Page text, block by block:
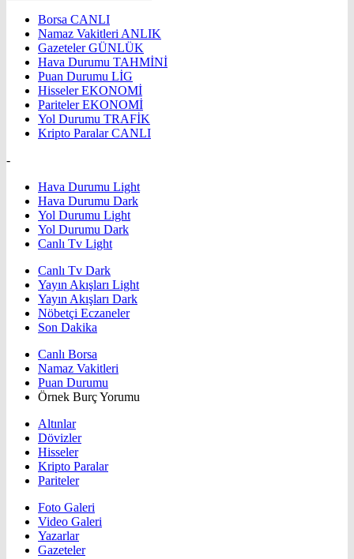
Borsa CANLI
Namaz Vakitleri ANLIK
GazetelerGÜNLÜK
Hava Durumu TAHMİNİ
Puan Durumu LİG
HisselerEKONOMİ
ParitelerEKONOMİ
Yol Durumu TRAFİK
Kripto ParalarCANLI
-
Hava Durumu Light
Hava Durumu Dark
Yol Durumu Light
Yol Durumu Dark
Canlı Tv Light
Canlı Tv Dark
Yayın Akışları Light
Yayın Akışları Dark
Nöbetçi Eczaneler
Son Dakika
Canlı Borsa
Namaz Vakitleri
Puan Durumu
Örnek Burç Yorumu
Altınlar
Dövizler
Hisseler
Kripto Paralar
Pariteler
Foto Galeri
Video Galeri
Yazarlar
Gazeteler